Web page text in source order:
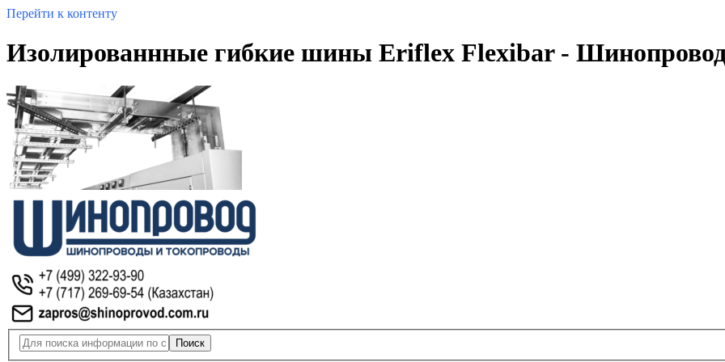
Перейти к контенту
Изолированнные гибкие шины Eriflex Flexibar -
Поиск